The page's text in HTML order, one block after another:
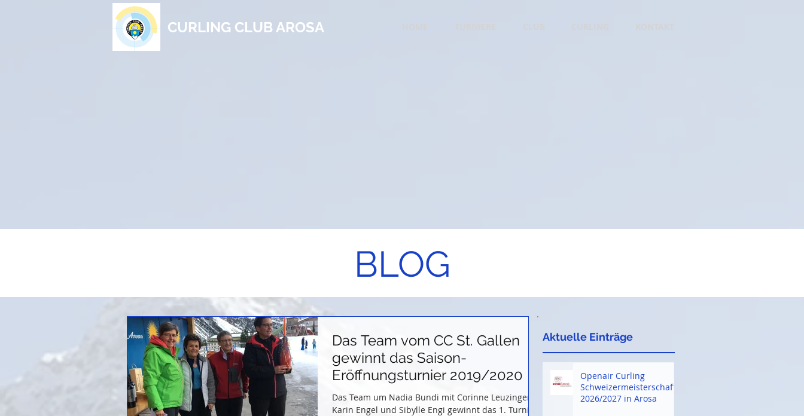
CURLING CLUB AROSA
BLOG
Das Team vom CC St. Gallen
gewinnt das Saison-
Eröffnungsturnier 2019/2020
Das Team um Nadia Bundi mit Corinne Leuzinger,
Karin Engel und Sibylle Engi gewinnt das 1. Turnier
Aktuelle Einträge
Openair Curling
Schweizermeisterschaft
2026/2027 in Arosa